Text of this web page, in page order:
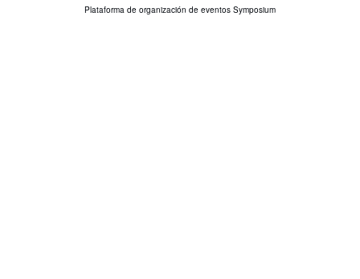
Plataforma de organización de eventos Symposium